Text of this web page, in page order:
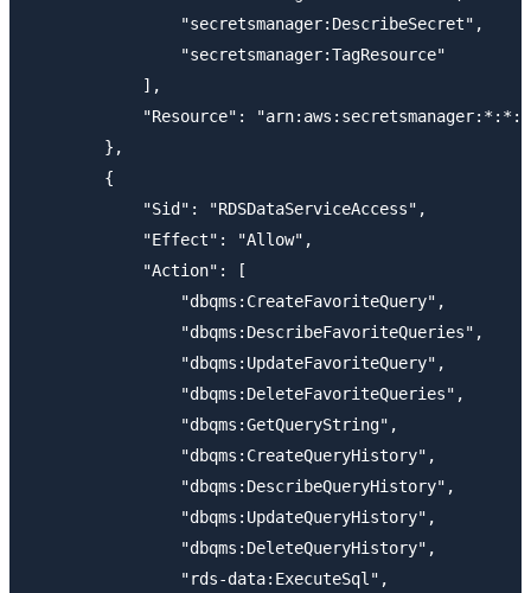
                "secretsmanager:DescribeSecret",
                "secretsmanager:TagResource"
            ],
"Resource":
        },
        {
            "Sid": "RDSDataServiceAccess",
            "Effect": "Allow",
            "Action": [
                "dbqms:CreateFavoriteQuery",
                "dbqms:DescribeFavoriteQueries",
                "dbqms:UpdateFavoriteQuery",
                "dbqms:DeleteFavoriteQueries",
                "dbqms:GetQueryString",
                "dbqms:CreateQueryHistory",
                "dbqms:DescribeQueryHistory",
                "dbqms:UpdateQueryHistory",
                "dbqms:DeleteQueryHistory",
                "rds-data:ExecuteSql",